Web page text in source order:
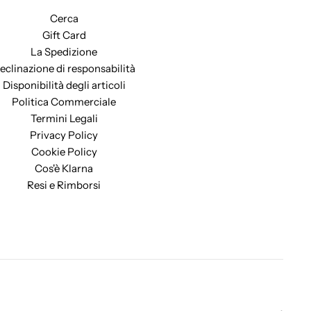
Cerca
Gift Card
La Spedizione
di responsabilità
Disponibilità degli articoli
Politica Commerciale
Termini Legali
Privacy Policy
Cookie Policy
Cos'è Klarna
Resi e Rimborsi